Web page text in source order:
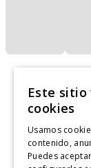
Legal
Este
cookies
Usamos
contenido,
Puedes